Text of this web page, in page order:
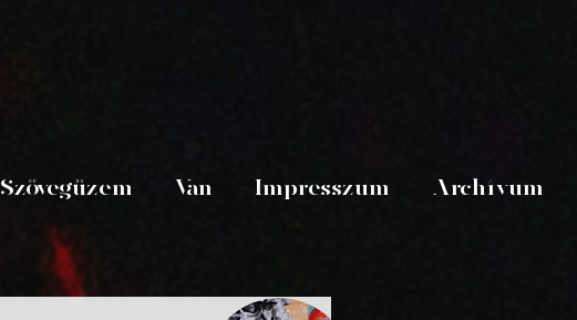
Szövegüzem Van Impresszum Archívum